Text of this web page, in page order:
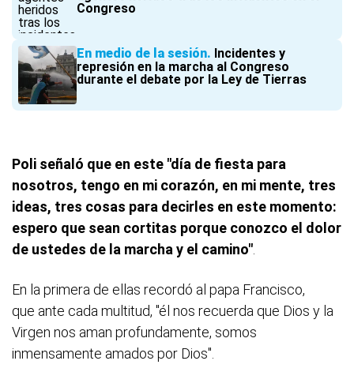
Congreso
En medio de la sesión Incidentes y
represión en la marcha al Congreso
durante el debate por la Ley de Tierras
Poli señaló que en este "día de fiesta para
nosotros, tengo en mi corazón, en mi mente, tres
ideas, tres cosas para decirles en este momento:
espero que sean cortitas porque conozco el dolor
de ustedes de la marcha y el camino"
En la primera de ellas recordó al papa Francisco,
que ante cada multitud, "él nos recuerda que Dios y la
Virgen nos aman profundamente, somos
inmensamente amados por Dios".